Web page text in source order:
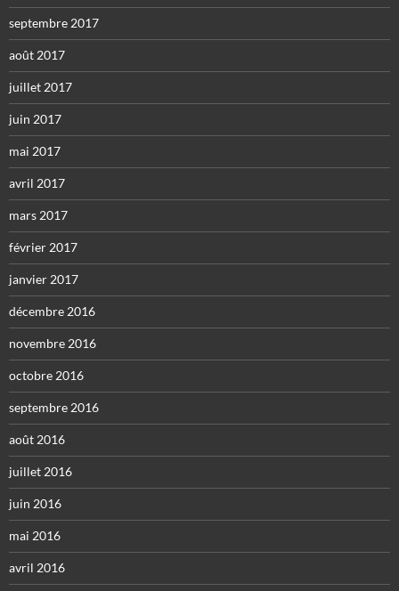
septembre 2017
août 2017
juillet 2017
juin 2017
mai 2017
avril 2017
mars 2017
février 2017
janvier 2017
décembre 2016
novembre 2016
octobre 2016
septembre 2016
août 2016
juillet 2016
juin 2016
mai 2016
avril 2016